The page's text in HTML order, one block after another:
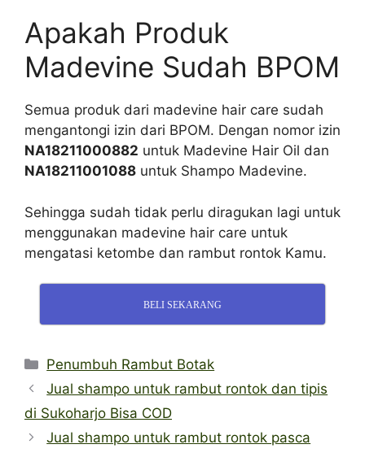
Apakah Produk
Madevine Sudah BPOM
Semua produk dari madevine hair care sudah
mengantongi izin dari BPOM. Dengan nomor izin
NA18211000882 untuk Madevine Hair Oil dan
NA18211001088 untuk Shampo Madevine.
Sehingga sudah tidak perlu diragukan lagi untuk
menggunakan madevine hair care untuk
mengatasi ketombe dan rambut rontok Kamu.
BELI SEKARANG
Categories
Penumbuh Rambut Botak
Jual shampo untuk rambut rontok dan tipis
di Sukoharjo Bisa COD
Jual shampo untuk rambut rontok pasca